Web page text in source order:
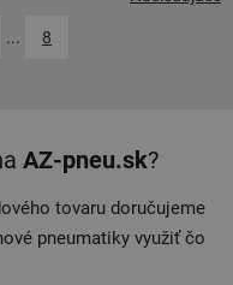
... 8
AZ-pneu.sk?
tovaru doručujeme
pneumatiky využiť čo